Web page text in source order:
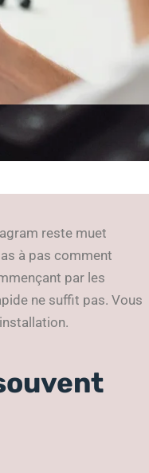
reste muet
à pas comment
par les
ne suffit pas. Vous